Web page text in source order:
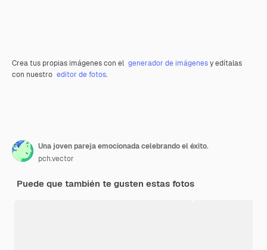
Crea tus propias imágenes con el generador de imágenesy edítalas
con nuestro editor de fotos.
Una joven pareja emocionada celebrando el éxito.
pch.vector
Puede que también te gusten estas fotos